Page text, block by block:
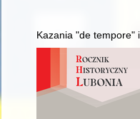
Kazania "de tempore"